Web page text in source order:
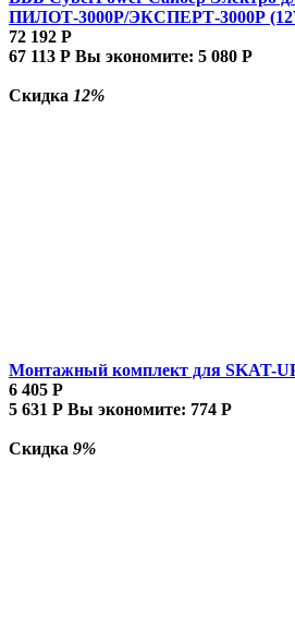
ПИЛОТ-3000Р/ЭКСПЕРТ-3000Р
72 192 Р
67 113 Р Вы экономите: 5 080 Р
Скидка 12%
Монтажный комплект для SKAT-
6 405 Р
5 631 Р Вы экономите: 774 Р
Скидка 9%